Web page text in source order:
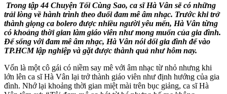
Trong tập 44 Chuyện Tối Cùng Sao, ca sĩ Hà Vân sẽ có những
trải lòng về hành trình theo đuổi đam mê âm nhạc. Trước khi trở
thành giọng ca bolero được nhiều người yêu mến, Hà Vân từng
có khoảng thời gian làm giáo viên như mong muốn của gia đình.
Để sống với đam mê âm nhạc, Hà Vân nói dối gia đình để vào
TP.HCM lập nghiệp và gặt được thành quả như hôm nay.
Vốn là một cô gái có niềm say mê với âm nhạc từ nhỏ nhưng khi
lớn lên ca sĩ Hà Vân lại trở thành giáo viên như định hướng của gia
đình. Nhớ lại khoảng thời gian miệt mài trên bục giảng, ca sĩ Hà